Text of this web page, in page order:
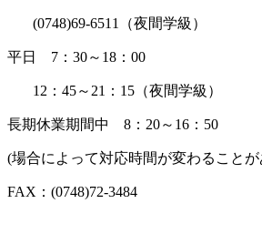
(0748)69-6511（夜間学級）
平日 7：30～18：00
12：45～21：15（夜間学級）
長期休業期間中 8：20～16：50
(場合によって対応時間が変わること
FAX：(0748)72-3484